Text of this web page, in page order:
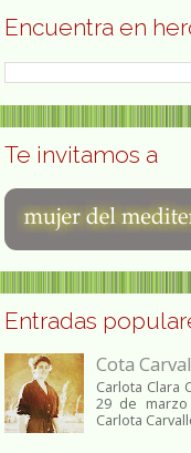
Encuentra en
Te invitamos a
Entradas
Cota
Carlota Clara
29 de
Carlota